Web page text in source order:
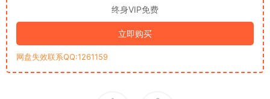
终身VIP免费
立即购买
网盘失效联系QQ:1261159